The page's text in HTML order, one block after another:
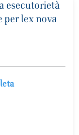
esecutorietà
per lex nova